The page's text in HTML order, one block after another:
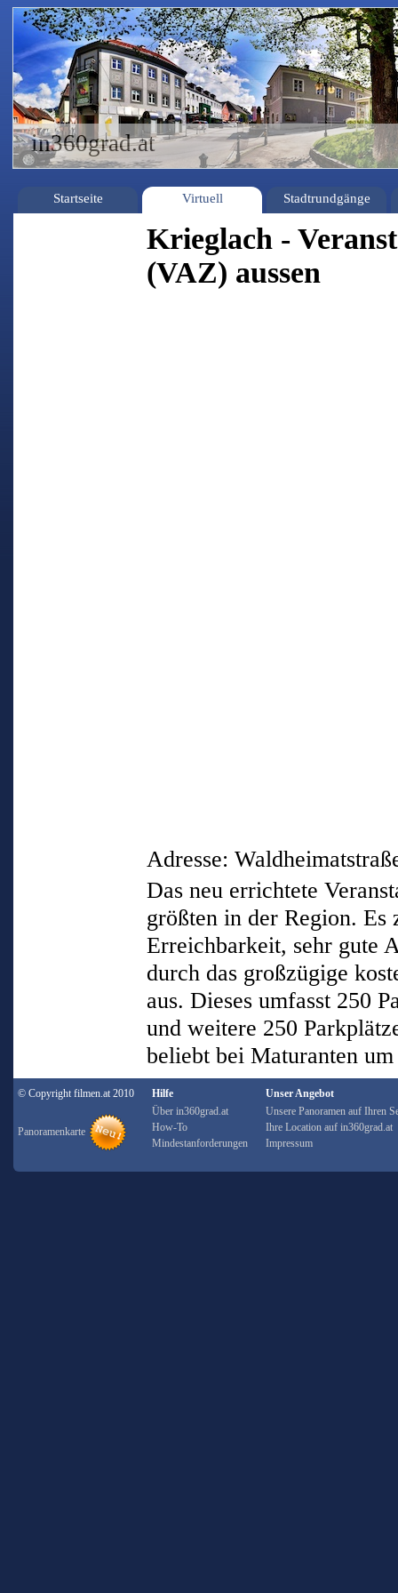
in360grad.at
Startseite Virtuell Stadtrundgänge
Krieglach -
(VAZ) aussen
Adresse:
Das neu errichtete
größten in der Region. Es
Erreichbarkeit, sehr gute
durch das großzügige
aus. Dieses umfasst 250
und weitere 250
beliebt bei Maturanten
© Copyright filmen.at 2010
Panoramenkarte
Hilfe
Über in360grad.at
How-To
Mindestanforderungen
Unser Angebot
Unsere Panoramen auf Ihren
Ihre Location auf in360grad.at
Impressum